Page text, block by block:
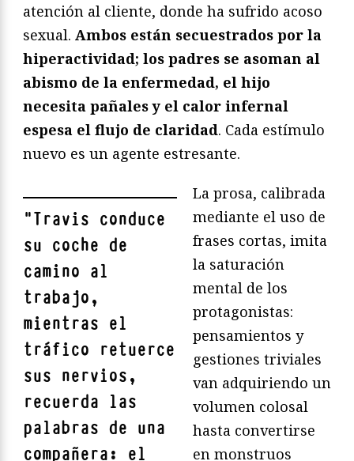
atención al cliente, donde ha sufrido acoso
sexual. Ambos están secuestrados por la
hiperactividad; los padres se asoman al
abismo de la enfermedad, el hijo
necesita pañales y el calor infernal
espesa el flujo de claridad. Cada estímulo
nuevo es un agente estresante.
"Travis conduce
su coche de
camino al
trabajo,
mientras el
tráfico retuerce
sus nervios,
recuerda las
palabras de una
compañera: el
La prosa, calibrada
mediante el uso de
frases cortas, imita
la saturación
mental de los
protagonistas:
pensamientos y
gestiones triviales
van adquiriendo un
volumen colosal
hasta convertirse
en monstruos